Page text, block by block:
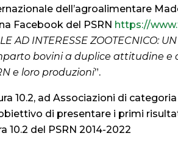
dell’agroalimentare
Facebook del PSRN https://
AD INTERESSE ZOOTECNICO:
bovini a duplice attitudine
e loro produzioni”.
10.2, ad Associazioni di
di presentare i primi
del PSRN 2014-2022